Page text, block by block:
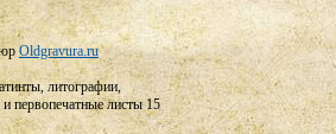
Oldgravura.ru
литографии,
первопечатные листы 15